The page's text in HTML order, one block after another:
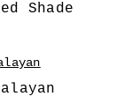
Shade